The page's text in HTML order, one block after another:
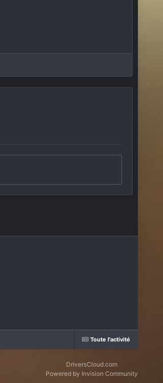
Toute l'activité
DriversCloud.com
Powered by Invision Community